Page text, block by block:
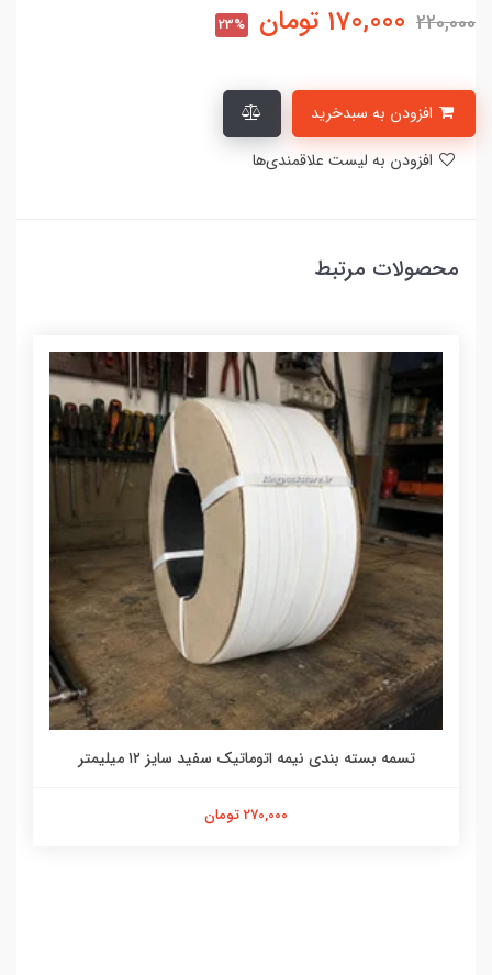
220,000
170,000 تومان 23%
محصولات مرتبط
تسمه بسته بندی نیمه اتوماتیک سفید سایز ۱۲ میلیمتر
270,000 تومان